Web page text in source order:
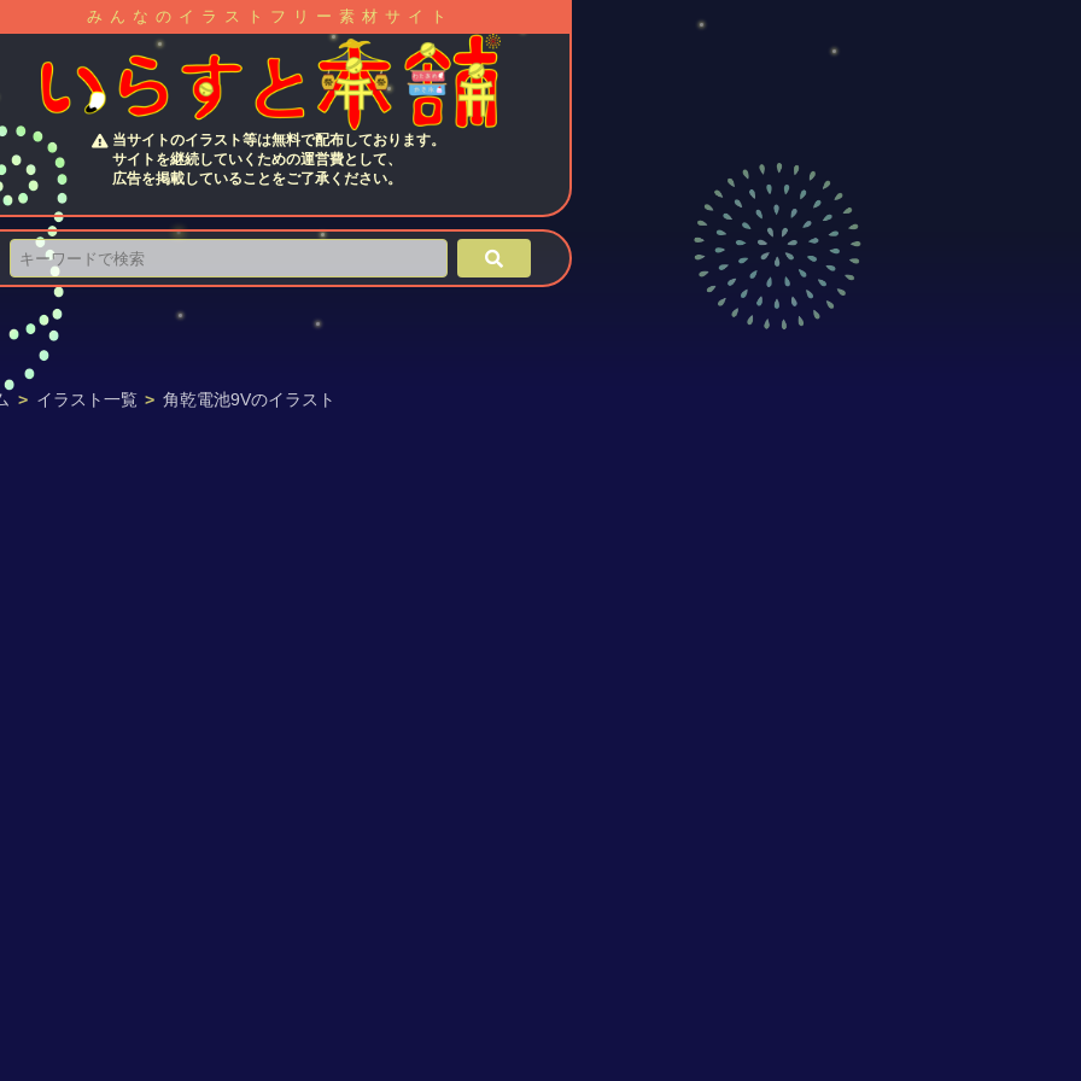
みんなのイラストフリー素材サイト
当サイトのイラスト等は無料で配布しております。
サイトを継続していくための運営費として、
広告を掲載していることをご了承ください。
> イラスト一覧 > 角乾電池9Vのイラスト